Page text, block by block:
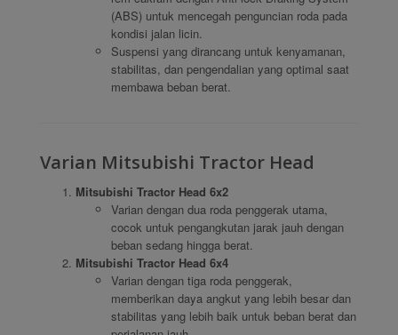
(ABS) untuk mencegah penguncian roda pada
kondisi jalan licin.
Suspensi yang dirancang untuk kenyamanan,
stabilitas, dan pengendalian yang optimal saat
membawa beban berat.
Varian Mitsubishi Tractor Head
Mitsubishi Tractor Head 6x2
Varian dengan dua roda penggerak utama,
cocok untuk pengangkutan jarak jauh dengan
beban sedang hingga berat.
Mitsubishi Tractor Head 6x4
Varian dengan tiga roda penggerak,
memberikan daya angkut yang lebih besar dan
stabilitas yang lebih baik untuk beban berat dan